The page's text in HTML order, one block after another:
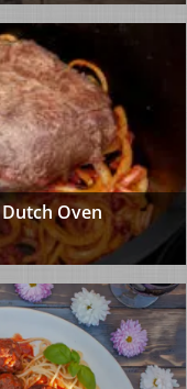
Oven